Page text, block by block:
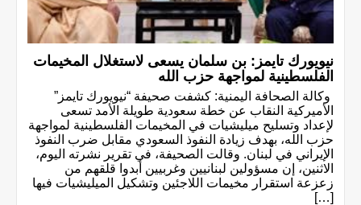
نيويورك تايمز: بن سلمان يسعى لاستغلال المخيمات
الفلسطينية لمواجهة حزب الله
وكالة الصحافة اليمنية: كشفت صحيفة “نيويورك تايمز”
الأميركية النقاب عن خطة سعودية طويلة الأمد تسعى
لإعداد وتسليح ميليشيات في المخيمات الفلسطينية لمواجهة
حزب الله، بهدف زيادة النفوذ السعودي مقابل ضرب النفوذ
الإيراني في لبنان. وقالت الصحيفة، في تقرير نشرته اليوم،
الاثنين، إن مسؤولين لبنانيين وغربيين أبدوا قلقهم من
زعزعة استقرار مخيمات اللاجئين وتشكيل الميليشيات فيها
[…]